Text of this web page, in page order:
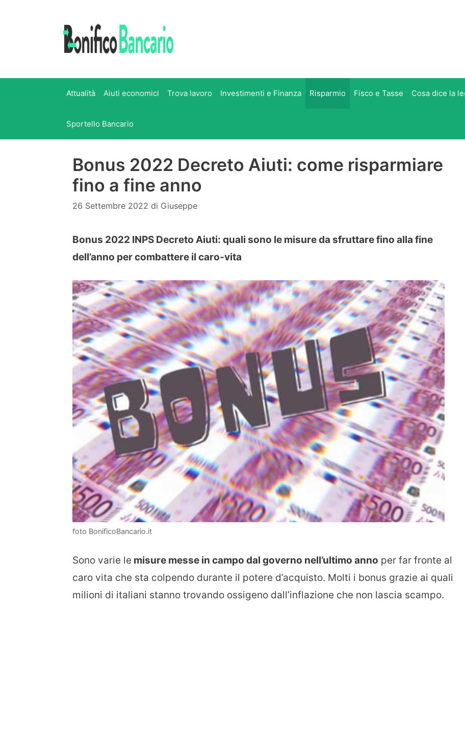
Attualità Aiuti economici Trova lavoro Investimenti e Finanza Risparmio Fisco e Tasse Cosa dice la
Sportello Bancario
Bonus 2022 Decreto Aiuti: come risparmiare
fino a fine anno
26 Settembre 2022 di Giuseppe
Bonus 2022 INPS Decreto Aiuti: quali sono le misure da sfruttare fino alla fine
dell’anno per combattere il caro-vita
foto BonificoBancario.it
Sono varie le misure messe in campo dal governo nell’ultimo anno per far fronte al
caro vita che sta colpendo durante il potere d’acquisto. Molti i bonus grazie ai quali
milioni di italiani stanno trovando ossigeno dall’inflazione che non lascia scampo.